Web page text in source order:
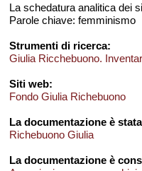
La schedatura analitica dei
Parole chiave: femminismo
Strumenti di ricerca:
Giulia Ricchebuono.
Siti web:
Fondo Giulia Richebuono
La documentazione è
Richebuono Giulia
La documentazione è